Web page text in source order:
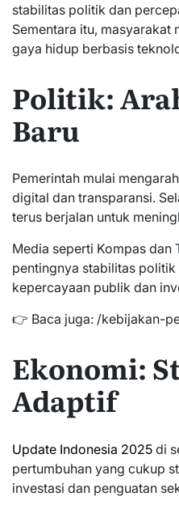
stabilitas politik dan
Sementara itu, masyarakat
gaya hidup berbasis
Politik:
Baru
Pemerintah mulai
digital dan transparansi.
terus berjalan untuk
Media seperti Kompas dan
pentingnya stabilitas politik
kepercayaan publik dan
👉 Baca juga: /kebijakan-
Ekonomi:
Adaptif
Update Indonesia 2025 di
pertumbuhan yang cukup
investasi dan penguatan